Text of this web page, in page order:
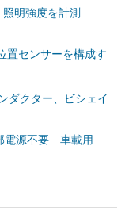
明強度を計測
置センサーを構成す
ダクター、ビシェイ
電源不要 車載用